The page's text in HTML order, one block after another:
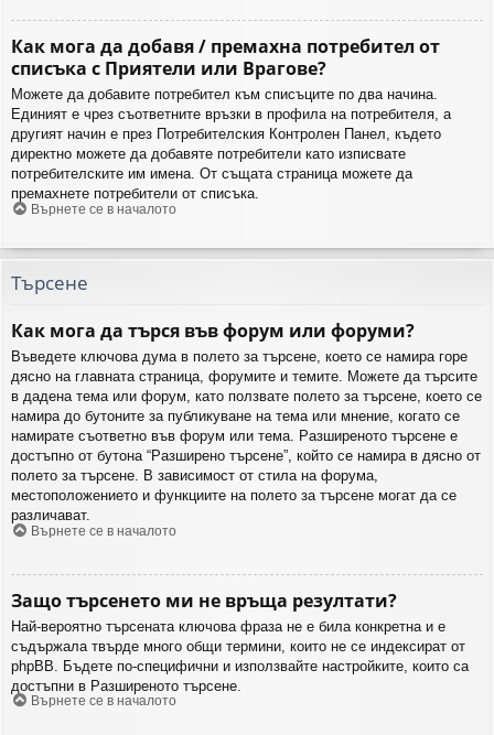
Как мога да добавя / премахна потребител от
списъка с Приятели или Врагове?
Можете да добавите потребител към списъците по два начина.
Единият е чрез съответните връзки в профила на потребителя, а
другият начин е през Потребителския Контролен Панел, където
директно можете да добавяте потребители като изписвате
потребителските им имена. От същата страница можете да
премахнете потребители от списъка.
Върнете се в началото
Търсене
Как мога да търся във форум или форуми?
Въведете ключова дума в полето за търсене, което се намира горе
дясно на главната страница, форумите и темите. Можете да търсите
в дадена тема или форум, като ползвате полето за търсене, което се
намира до бутоните за публикуване на тема или мнение, когато се
намирате съответно във форум или тема. Разширеното търсене е
достъпно от бутона “Разширено търсене”, който се намира в дясно от
полето за търсене. В зависимост от стила на форума,
местоположението и функциите на полето за търсене могат да се
различават.
Върнете се в началото
Защо търсенето ми не връща резултати?
Най-вероятно търсената ключова фраза не е била конкретна и е
съдържала твърде много общи термини, които не се индексират от
phpBB. Бъдете по-специфични и използвайте настройките, които са
достъпни в Разширеното търсене.
Върнете се в началото